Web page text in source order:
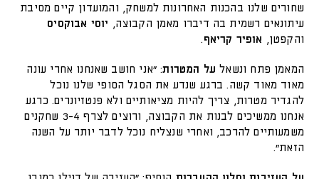
שחורים שלנו בהכנות האחרונות למשחק, והמועדון קיים מסיבת
עיתונאים רשמית בה דיברו מאמן הקבוצה, יוסי אבוקסיס
והקפטן, אופיר קריאף.
המאמן פתח ונשאל על המטרות: "אני חושב שאנחנו אחרי עונה
מאוד מאוד קשה. ברגע שנדע את הסגל הסופי שלנו נוכל
להגדיר מטרות, צריך להיות מציאותיים ולא פנטזיונרים. כרגע
אנחנו ממשיכים לבנות את הקבוצה, ורוצים לצרף 3-4 שחקנים
משמעותיים להרכב, ואחרי שנצליח נוכל לדבר יותר על השנה
הזאת".